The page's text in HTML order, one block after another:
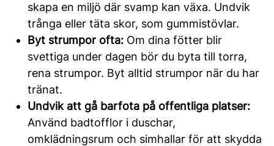
skapa en miljö där svamp kan växa. Undvik
trånga eller täta skor, som gummistövlar.
Byt strumpor ofta: Om dina fötter blir
svettiga under dagen bör du byta till torra,
rena strumpor. Byt alltid strumpor när du har
tränat.
Undvik att gå barfota på offentliga platser:
Använd badtofflor i duschar,
omklädningsrum och simhallar för att skydda